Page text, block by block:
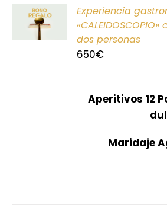
Experiencia
dos personas
650€
Aperitivos 12
Maridaje